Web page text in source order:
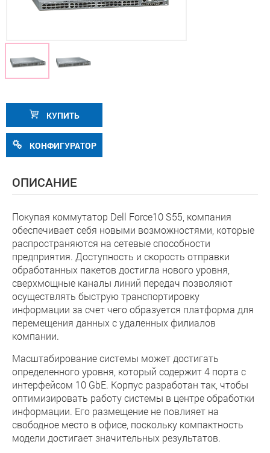
КУПИТЬ
КОНФИГУРАТОР
ОПИСАНИЕ
Покупая коммутатор Dell Force10 S55, компания
обеспечивает себя новыми возможностями, которые
распространяются на сетевые способности
предприятия. Доступность и скорость отправки
обработанных пакетов достигла нового уровня,
сверхмощные каналы линий передач позволяют
осуществлять быструю транспортировку
информации за счет чего образуется платформа для
перемещения данных с удаленных филиалов
компании.
Масштабирование системы может достигать
определенного уровня, который содержит 4 порта с
интерфейсом 10 GbE. Корпус разработан так, чтобы
оптимизировать работу системы в центре обработки
информации. Его размещение не повлияет на
свободное место в офисе, поскольку компактность
модели достигает значительных результатов.